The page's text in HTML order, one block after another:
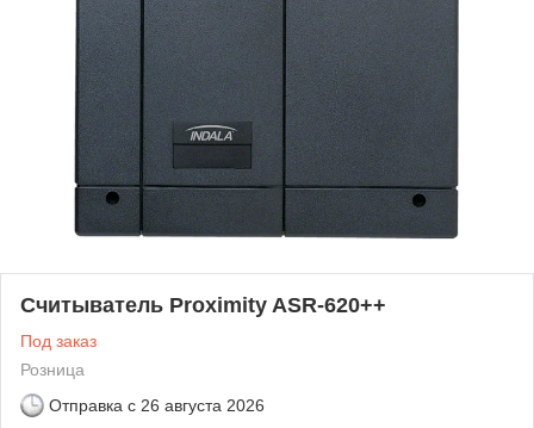
Считыватель Proximity ASR-620++
Под заказ
Розница
Отправка с 26 августа 2026